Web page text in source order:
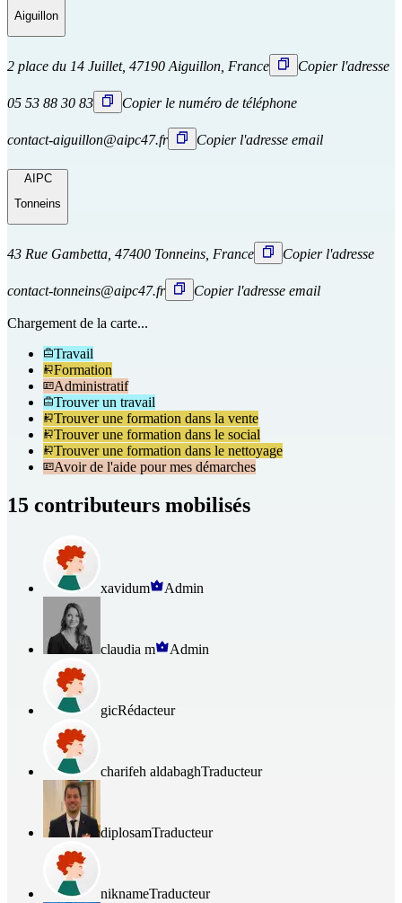
Aiguillon
2 place du 14 Juillet, 47190 Aiguillon, France Copier l'adresse
05 53 88 30 83 Copier le numéro de téléphone
contact-aiguillon@aipc47.fr Copier l'adresse email
AIPC
Tonneins
43 Rue Gambetta, 47400 Tonneins, France Copier l'adresse
contact-tonneins@aipc47.fr Copier l'adresse email
Chargement de la carte...
Travail
Formation
Administratif
Trouver un travail
Trouver une formation dans la vente
Trouver une formation dans le social
Trouver une formation dans le nettoyage
Avoir de l'aide pour mes démarches
15 contributeurs mobilisés
xavidum Admin
claudia m Admin
gicRédacteur
charifeh aldabaghTraducteur
diplosamTraducteur
niknameTraducteur